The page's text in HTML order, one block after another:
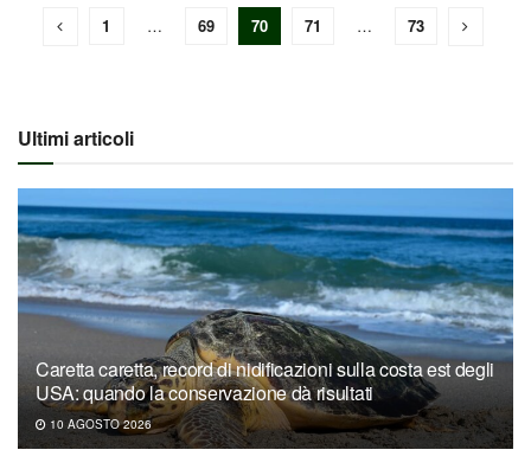
1 … 69 70 71 … 73
Ultimi articoli
Caretta caretta, record di nidificazioni sulla costa est degli
USA: quando la conservazione dà risultati
10 AGOSTO 2026